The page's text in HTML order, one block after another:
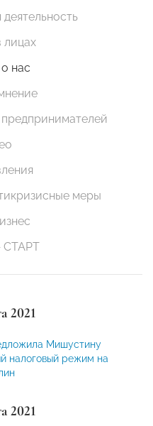
нас
меры
2021
Мишустину
налоговый режим на
2021